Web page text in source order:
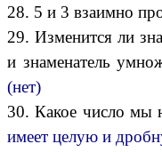
28. 5 и 3 взаимно
29. Изменится ли
и знаменатель
(нет)
30. Какое число мы
имеет целую и